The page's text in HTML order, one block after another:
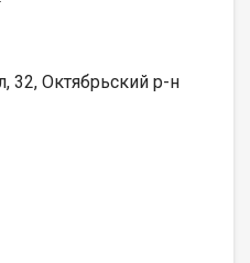
32, Октябрьский р-н